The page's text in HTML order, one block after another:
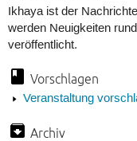
Ikhaya ist der
werden Neuigkeiten
veröffentlicht.
Vorschlagen
Veranstaltung
Archiv